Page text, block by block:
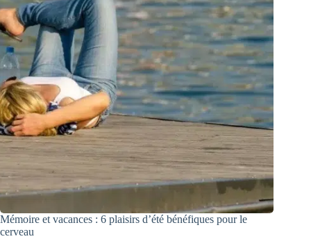
Mémoire et vacances : 6 plaisirs d’été bénéfiques pour le
cerveau